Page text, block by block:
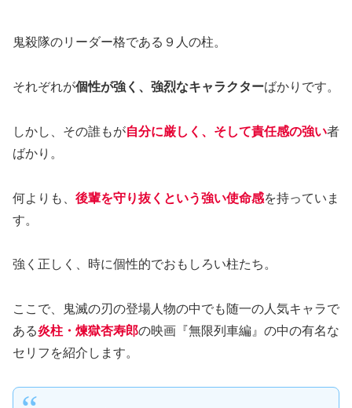
鬼殺隊のリーダー格である９人の柱。
それぞれが個性が強く、強烈なキャラクターばかりです。
しかし、その誰もが自分に厳しく、そして責任感の強い者
ばかり。
何よりも、 後輩を守り抜くという強い使命感を持っていま
す。
強く正しく、時に個性的でおもしろい柱たち。
ここで、鬼滅の刃の登場人物の中でも随一の人気キャラで
ある炎柱・煉獄杏寿郎の映画『無限列車編』の中の有名な
セリフを紹介します。